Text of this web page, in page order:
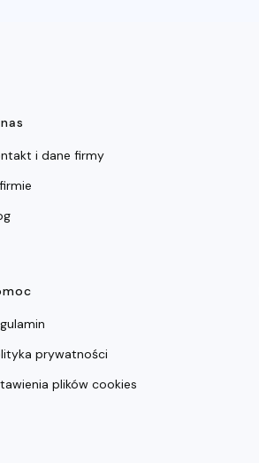
w stopce
i dane firmy
prywatności
plików cookies